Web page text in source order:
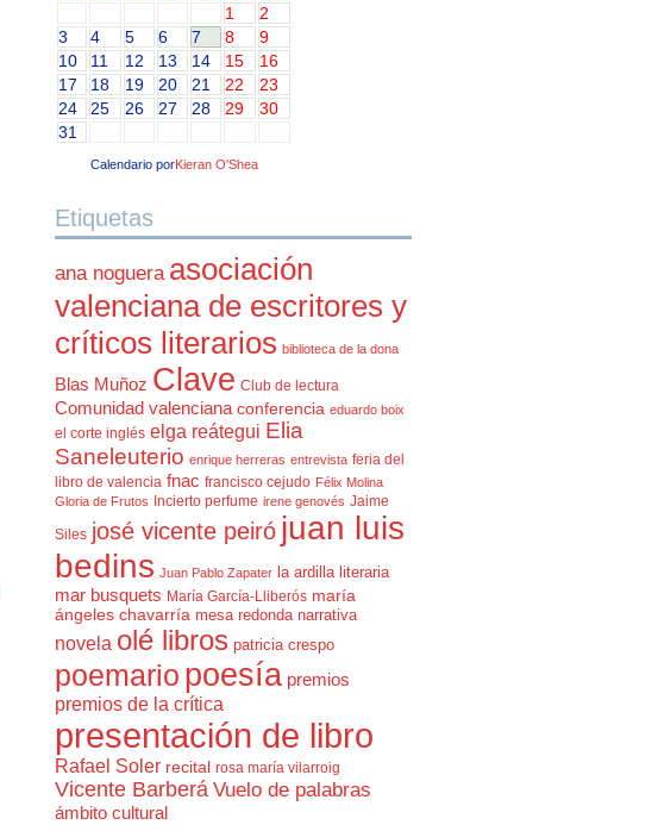
1
2
3
4 5 6 7 8
9
10
11 12 13 14 15
16
17
18 19 20 21 22
23
24
25 26 27 28 29
30
31
Calendario porKieran O'Shea
Etiquetas
ana noguera asociación
valenciana de escritores y
críticos literarios biblioteca de la dona
Blas Muñoz Clave Club de lectura
Comunidad valenciana conferencia eduardo boix
el corte inglés elga reátegui Elia
Saneleuterio enrique herreras entrevista feria del
libro de valencia fnac francisco cejudo Félix Molina
Gloria de Frutos
Incierto perfume irene genovés Jaime
Siles josé vicente peiró juan luis
bedins Juan Pablo Zapater la ardilla literaria
mar busquets María García-Lliberós maría
ángeles chavarría mesa redonda narrativa
novela olé libros patricia crespo
poemario poesía premios
premios de la crítica
presentación de libro
Rafael Soler recital rosa maría vilarroig
Vicente Barberá Vuelo de palabras
ámbito cultural